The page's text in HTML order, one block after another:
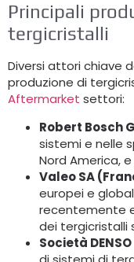
Principali
tergicristalli
Diversi attori chiave
produzione di
Aftermarket settori:
Robert Bosch
sistemi e nelle
Nord America, e
Valeo SA
europei e
recentemente
dei tergicristalli
Società